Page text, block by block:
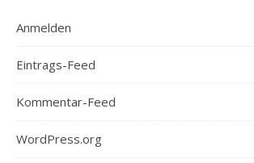
Anmelden
Eintrags-Feed
Kommentar-Feed
WordPress.org